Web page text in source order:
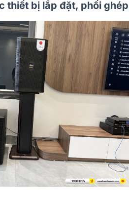
thiết bị lắp đặt, phối ghép